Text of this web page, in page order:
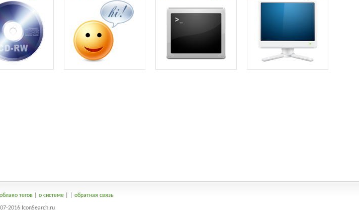
облако тегов| о системе| обратная связь
2016 IconSearch.ru